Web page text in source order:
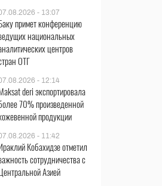
- 13:07
примет конференцию
национальных
центров
ОТГ
- 12:14
deri экспортировала
70% произведенной
продукции
- 11:42
Кобахидзе отметил
сотрудничества с
Азией